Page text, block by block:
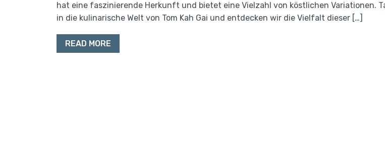
hat eine faszinierende Herkunft und bietet eine Vielzahl von köstlichen Variationen.
in die kulinarische Welt von Tom Kah Gai und entdecken wir die Vielfalt dieser […]
READ MORE